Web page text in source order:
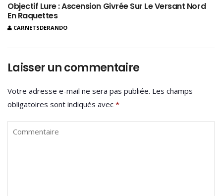
Objectif Lure : Ascension Givrée Sur Le Versant Nord
En Raquettes
CARNETSDERANDO
Laisser un commentaire
Votre adresse e-mail ne sera pas publiée. Les champs
obligatoires sont indiqués avec *